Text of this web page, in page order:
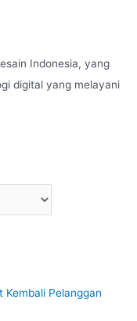
Indonesia, yang
digital yang melayani
Pelanggan